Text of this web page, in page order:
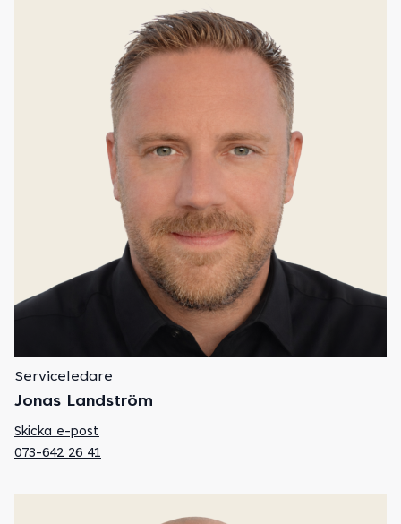
Serviceledare
Jonas Landström
Skicka e-post
073-642 26 41